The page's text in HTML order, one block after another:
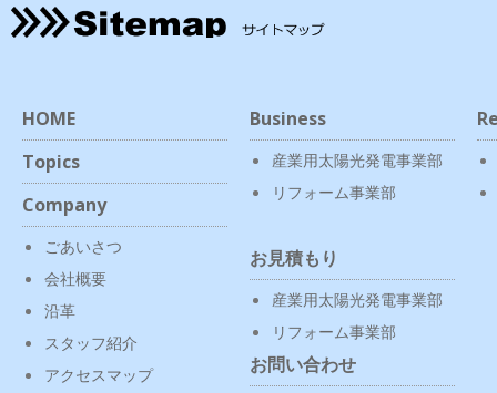
HOME
Topics
Company
ごあいさつ
会社概要
沿革
スタッフ紹介
アクセスマップ
Business
産業用太陽光発電事業部
リフォーム事業部
お見積もり
産業用太陽光発電事業部
リフォーム事業部
お問い合わせ